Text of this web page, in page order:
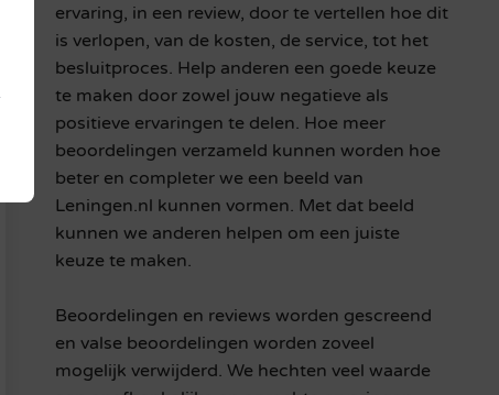
ervaring, in een review, door te vertellen hoe dit
is verlopen, van de kosten, de service, tot het
besluitproces. Help anderen een goede keuze
te maken door zowel jouw negatieve als
positieve ervaringen te delen. Hoe meer
beoordelingen verzameld kunnen worden hoe
beter en completer we een beeld van
Leningen.nl kunnen vormen. Met dat beeld
kunnen we anderen helpen om een juiste
keuze te maken.
Beoordelingen en reviews worden gescreend
en valse beoordelingen worden zoveel
mogelijk verwijderd. We hechten veel waarde